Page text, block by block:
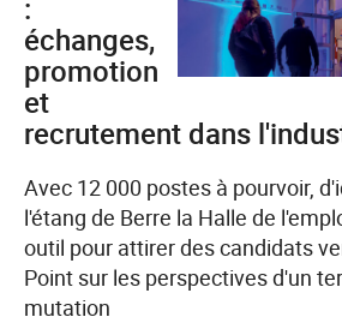
s'engagent
pour
développer
parcours
de
formation
vers
l'emploi
:
échanges,
promotion
et
recrutement dans
Avec 12 000 postes à pourvoir,
l'étang de Berre la Halle de
outil pour attirer des candidats
Point sur les perspectives d'un
mutation